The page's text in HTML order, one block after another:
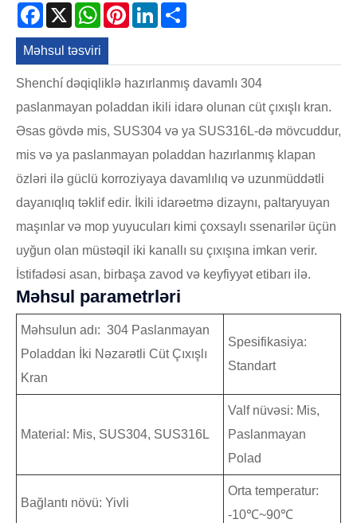
Facebook
X WhatsApp
PinterestLinkedIn
Məhsul təsviri
Shenchí dəqiqliklə hazırlanmış davamlı 304
paslanmayan poladdan ikili idarə olunan cüt çıxışlı kran.
Əsas gövdə mis, SUS304 və ya SUS316L-də mövcuddur,
mis və ya paslanmayan poladdan hazırlanmış klapan
özləri ilə güclü korroziyaya davamlılıq və uzunmüddətli
dayanıqlıq təklif edir. İkili idarəetmə dizaynı, paltaryuyan
maşınlar və mop yuyucuları kimi çoxsaylı ssenarilər üçün
uyğun olan müstəqil iki kanallı su çıxışına imkan verir.
İstifadəsi asan, birbaşa zavod və keyfiyyət etibarı ilə.
Məhsul parametrləri
Məhsulun adı: 304 Paslanmayan
Poladdan İki Nəzarətli Cüt Çıxışlı
Kran
Spesifikasiya:
Standart
Material: Mis, SUS304, SUS316L
Valf nüvəsi: Mis,
Paslanmayan
Polad
Bağlantı növü: Yivli
Orta temperatur:
-10℃~90℃